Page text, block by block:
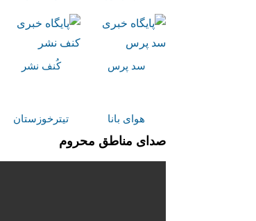
سد پرس کُنف نشر
هوای بانا تیترخوزستان
صدای مناطق محروم